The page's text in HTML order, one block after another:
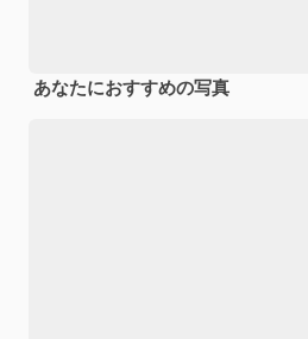
あなたにおすすめの写真